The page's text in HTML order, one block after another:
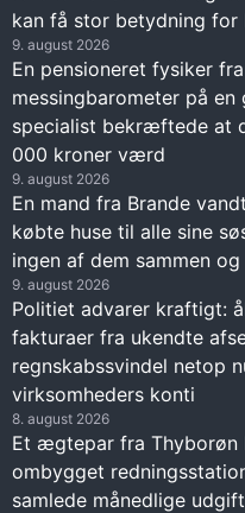
kan få stor betydning
9. august 2026
En pensioneret fysiker
messingbarometer på
specialist bekræftede at
000 kroner værd
9. august 2026
En mand fra Brande
købte huse til alle sine
ingen af dem sammen
9. august 2026
Politiet advarer kraftigt:
fakturaer fra ukendte
regnskabssvindel netop
virksomheders konti
8. august 2026
Et ægtepar fra Thyborøn
ombygget
samlede månedlige